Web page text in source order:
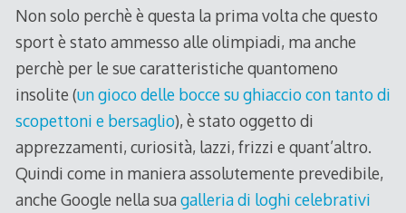
Non solo perchè è questa la prima volta che questo
sport è stato ammesso alle olimpiadi, ma anche
perchè per le sue caratteristiche quantomeno
insolite (un gioco delle bocce su ghiaccio con tanto di
scopettoni e bersaglio), è stato oggetto di
apprezzamenti, curiosità, lazzi, frizzi e quant’altro.
Quindi come in maniera assolutemente prevedibile,
anche Google nella suagalleria di loghi celebrativi